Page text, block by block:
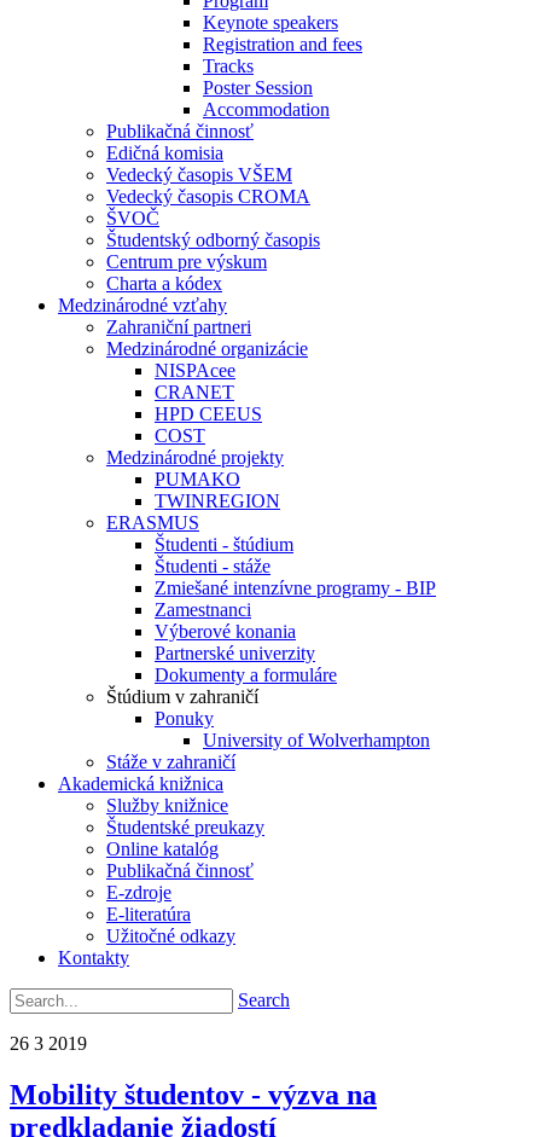
Keynote speakers
Registration and fees
Tracks
Poster Session
Accommodation
Publikačná činnosť
Edičná komisia
Vedecký časopis VŠEM
Vedecký časopis CROMA
ŠVOČ
Študentský odborný časopis
Centrum pre výskum
Charta a kódex
Medzinárodné vzťahy
Zahraniční partneri
Medzinárodné organizácie
NISPAcee
CRANET
HPD CEEUS
COST
Medzinárodné projekty
PUMAKO
TWINREGION
ERASMUS
Študenti - štúdium
Študenti - stáže
Zmiešané intenzívne programy - BIP
Zamestnanci
Výberové konania
Partnerské univerzity
Dokumenty a formuláre
Štúdium v zahraničí
Ponuky
University of Wolverhampton
Stáže v zahraničí
Akademická knižnica
Služby knižnice
Študentské preukazy
Online katalóg
Publikačná činnosť
E-zdroje
E-literatúra
Užitočné odkazy
Kontakty
Search
26 3 2019
Mobility študentov - výzva na
predkladanie žiadostí